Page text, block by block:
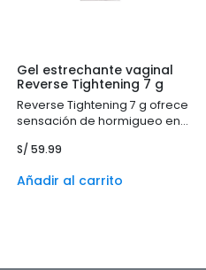
Gel estrechante vaginal
Reverse Tightening 7 g
Reverse Tightening 7 g ofrece
sensación de hormigueo en
sin parabenos, glicerina ni
S/ 59.99
Añadir al carrito